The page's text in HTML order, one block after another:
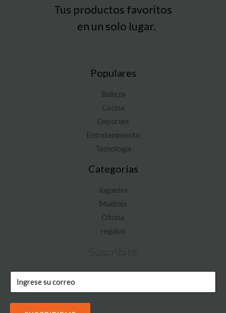
Tus productos favoritos
en un solo lugar.
Populares
Belleza
Cocina
Deportes
Entretenimiento
Tecnología
Categorías
Juguetes
Muebles
Oficina
regalos